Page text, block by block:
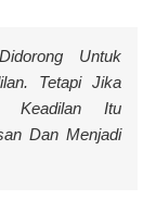
Untuk
Tetapi Jika
Keadilan Itu
Dan Menjadi